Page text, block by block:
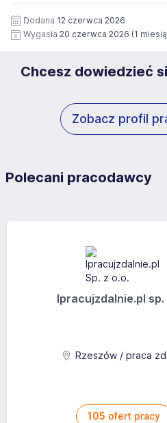
wycofana.
Dodana 12 czerwca 2026
Wygasła 20 czerwca 2026 (1
Chcesz dowiedzieć
Zobacz profil
Polecani pracodawcy
Ipracujzdalnie.pl sp.
Rzeszów / praca
105 ofert pracy